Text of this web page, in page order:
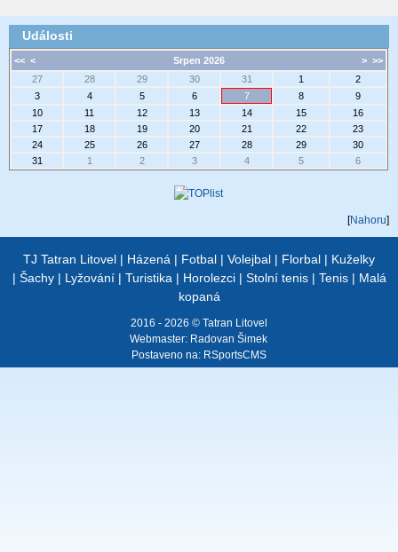
Události
<< < > >>
Srpen 2026
27
28 29 30 31 1
2
3
4 5 6 7 8
9
10
11 12 13 14 15
16
17
18 19 20 21 22
23
24
25 26 27 28 29
30
31
1 2 3 4 5 6
[Nahoru]
TJ Tatran Litovel | Házená | Fotbal | Volejbal | Florbal | Kuželky
| Šachy| Lyžování| Turistika | Horolezci| Stolní tenis| Tenis| Malá
kopaná
2016 - 2026 © Tatran Litovel
Webmaster: Radovan Šimek
Postaveno na: RSportsCMS